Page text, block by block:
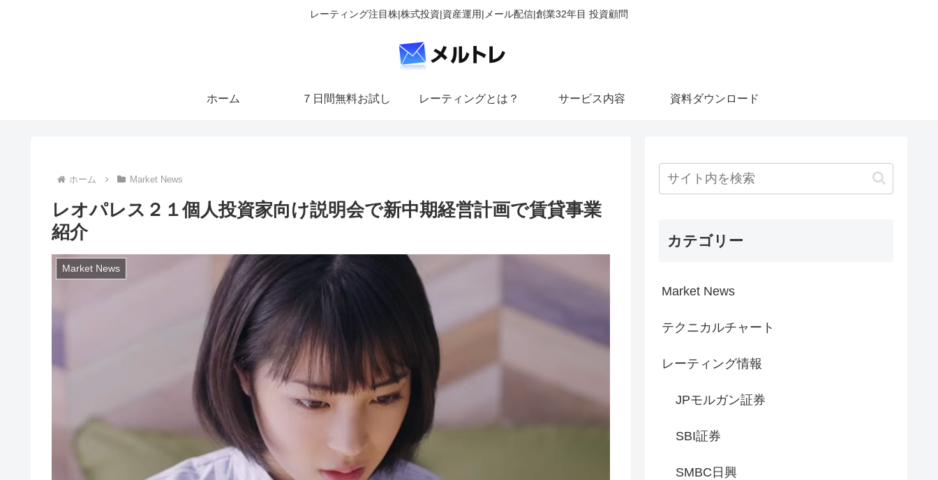
レーティング注目株|株式投資|資産運用|メール配信|創業32年目 投資顧問
ホーム ７日間無料お試し レーティングとは？ サービス内容 資料ダウンロード
ホーム Market News
レオパレス２１個人投資家向け説明会で新中期経営計画で賃貸事業
紹介
Market News
カテゴリー
Market News
テクニカルチャート
レーティング情報
JPモルガン証券
SBI証券
SMBC日興